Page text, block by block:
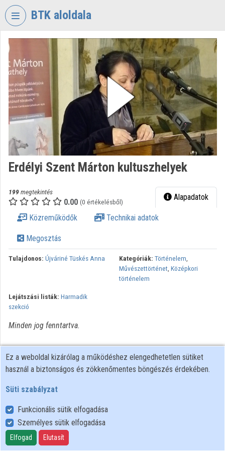
Fejléc kihagyása
BTK aloldala
VIDEO
BÖLCSÉSZETTUDOMÁNYI
KUTATÓKÖZPONT
Intézményi kezdőlap
Bejelentkezés
Intézményi felfedezés
Kategóriák
Intézményi listák
Intézmények
Közreműködők
Erdélyi Szent Márton kultuszhelyek
199megtekintés
0.00 (0 értékelésből) Alapadatok
Közreműködők Technikai adatok
Megosztás
Tulajdonos: Újváriné Tüskés Anna Kategóriák: Történelem,
Művészettörténet, Középkori
történelem
Lejátszási listák: Harmadik
szekció
Minden jog fenntartva.
Felhasználói szabályzat
Adatkezelési tájékoztató
Süti szabályzat
Ez a weboldal kizárólag a működéshez elengedhetetlen sütiket
használ a biztonságos és zökkenőmentes böngészés érdekében.
Süti szabályzat
Funkcionális sütik elfogadása
Személyes sütik elfogadása
Elfogad Elutasít